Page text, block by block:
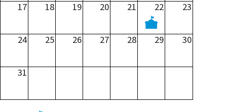
17 18 19 20 21 22 23
24 25 26 27 28 29 30
31